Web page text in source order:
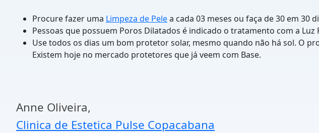
Procure fazer uma Limpeza de Pelea cada 03 meses ou faça de 30 em 30
Pessoas que possuem Poros Dilatados é indicado o tratamento com a
Use todos os dias um bom protetor solar, mesmo quando não há sol. O
Existem hoje no mercado protetores que já veem com Base.
Anne Oliveira,
Clinica de Estetica Pulse Copacabana